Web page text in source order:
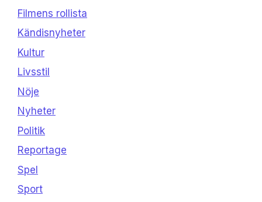
Filmens rollista
Kändisnyheter
Kultur
Livsstil
Nöje
Nyheter
Politik
Reportage
Spel
Sport